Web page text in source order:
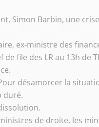
Simon Barbin, une
ex-ministre des
file des LR au 13h de
désamorcer la
duré.
de droite, les